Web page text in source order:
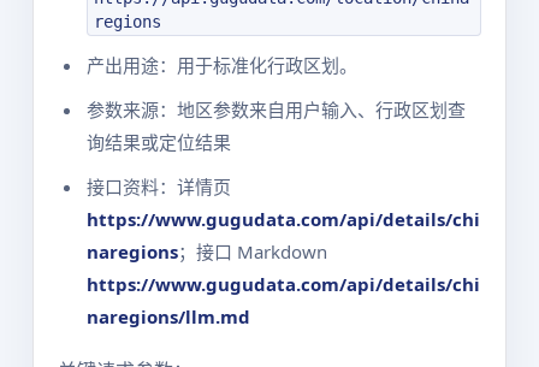
regions
产出用途：用于标准化行政区划。
参数来源：地区参数来自用户输入、行政区划查
询结果或定位结果
接口资料：详情页
https://www.gugudata.com/api/details/chi
naregions；接口 Markdown
https://www.gugudata.com/api/details/chi
naregions/llm.md